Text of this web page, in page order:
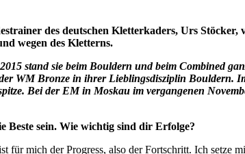
des deutschen Kletterkaders, Urs
wegen des Kletterns.
stand sie beim Bouldern und beim Combined
WM Bronze in ihrer Lieblingsdisziplin
Bei der EM in Moskau im vergangenen
Beste sein. Wie wichtig sind dir Erfolge?
für mich der Progress, also der Fortschritt. Ich